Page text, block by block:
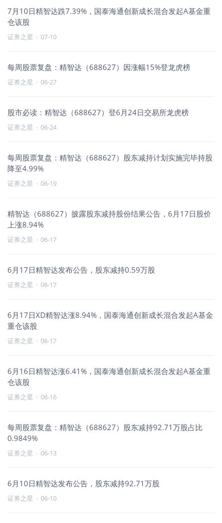
7月10日精智达跌7.39%，国泰海通创新成长混合发起A基金重
仓该股
证券之星 · 07-10
每周股票复盘：精智达（688627）因涨幅15%登龙虎榜
证券之星 · 06-27
股市必读：精智达（688627）登6月24日交易所龙虎榜
证券之星 · 06-24
每周股票复盘：精智达（688627）股东减持计划实施完毕持股
降至4.99%
证券之星 · 06-19
精智达（688627）披露股东减持股份结果公告，6月17日股价
上涨8.94%
证券之星 · 06-17
6月17日精智达发布公告，股东减持0.59万股
证券之星 · 06-17
6月17日XD精智达涨8.94%，国泰海通创新成长混合发起A基金
重仓该股
证券之星 · 06-17
6月16日精智达涨6.41%，国泰海通创新成长混合发起A基金重
仓该股
证券之星 · 06-16
每周股票复盘：精智达（688627）股东减持92.71万股占比
0.9849%
证券之星 · 06-13
6月10日精智达发布公告，股东减持92.71万股
证券之星 · 06-10